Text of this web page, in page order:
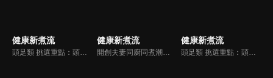
健康新煮流
頭足類 挑選重點：頭足類利用清洗時去除內臟可以降低膽固醇的攝取。挑選雙眼清澈明亮，眼球稍微凸出，肉質結實有彈性為佳。身體具透明感，觸腕或是吸盤一碰到活體就會吸附住便是新鮮的。
健康新煮流
開創夫妻同廚同煮潮流的KC夫婦，繼《健康醫食代》後，走出攝影棚，帶大家全台走透透，發掘上帝賞賜的美味食材，內容融合新加坡南洋風和客家純樸味，加上台灣獨特的閩南風情，互相激盪交織出的火花，打造出獨一無二的美食節目。
健康新煮流
頭足類 挑選重點：頭足類利用清洗時去除內臟可以降低膽固醇的攝取。挑選雙眼清澈明亮，眼球稍微凸出，肉質結實有彈性為佳。身體具透明感，觸腕或是吸盤一碰到活體就會吸附住便是新鮮的。